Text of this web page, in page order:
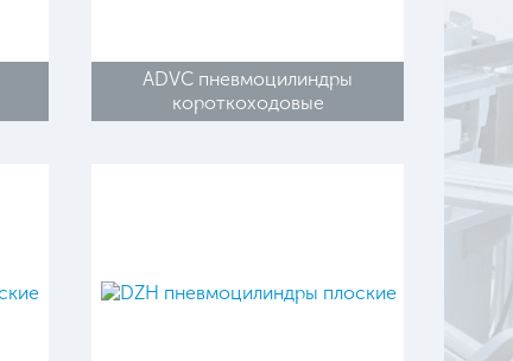
ADVC пневмоцилиндры
короткоходовые